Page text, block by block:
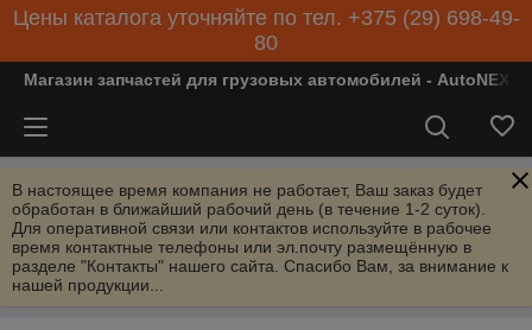
Цены каталога уточняйте по тел. +375 (29) 698-49-
80
Магазин запчастей для грузовых автомобилей - AutoNEXT
В настоящее время компания не работает, Ваш заказ будет
обработан в ближайший рабочий день (в течение 1-2 суток).
Для оперативной связи или контактов используйте в рабочее
время контактные телефоны или эл.почту размещённую в
разделе "Контакты" нашего сайта. Спасибо Вам, за внимание к
нашей продукции...